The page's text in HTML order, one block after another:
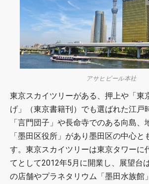
アサヒビール本社
東京スカイツリーがある、押上や「東
げ」（東京書籍刊）でも選ばれた江戸
「言門団子」や長命寺でのある向島、
「墨田区役所」があり墨田区の中心と
す。東京スカイツリーは東京タワーに
てとして2012年5月に開業し、展望台
の店舗やプラネタリウム「墨田水族館